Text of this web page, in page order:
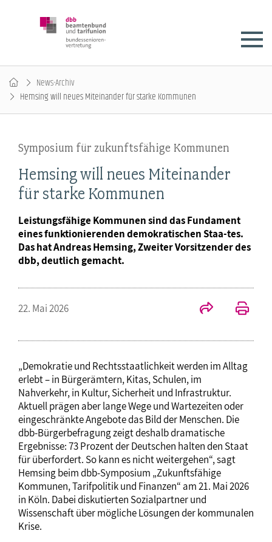
News-Archiv
Hemsing will neues Miteinander für starke Kommunen
Symposium für zukunftsfähige Kommunen
Hemsing will neues Miteinander
für starke Kommunen
Leistungsfähige Kommunen sind das Fundament
eines funktionierenden demokratischen Staa-tes.
Das hat Andreas Hemsing, Zweiter Vorsitzender des
dbb, deutlich gemacht.
22. Mai 2026
„Demokratie und Rechtsstaatlichkeit werden im Alltag
erlebt – in Bürgerämtern, Kitas, Schulen, im
Nahverkehr, in Kultur, Sicherheit und Infrastruktur.
Aktuell prägen aber lange Wege und Wartezeiten oder
eingeschränkte Angebote das Bild der Menschen. Die
dbb-Bürgerbefragung zeigt deshalb dramatische
Ergebnisse: 73 Prozent der Deutschen halten den Staat
für überfordert. So kann es nicht weitergehen“, sagt
Hemsing beim dbb-Symposium „Zukunftsfähige
Kommunen, Tarifpolitik und Finanzen“ am 21. Mai 2026
in Köln. Dabei diskutierten Sozialpartner und
Wissenschaft über mögliche Lösungen der kommunalen
Krise.